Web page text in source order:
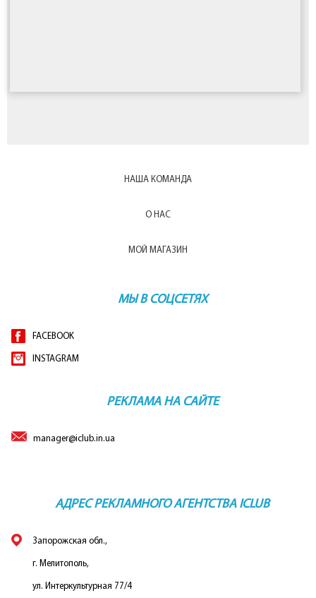
НАША КОМАНДА
О НАС
МОЙ МАГАЗИН
МЫ В СОЦСЕТЯХ
FACEBOOK
INSTAGRAM
РЕКЛАМА НА САЙТЕ
manager@iclub.in.ua
АДРЕС РЕКЛАМНОГО АГЕНТСТВА ICLUB
Запорожская обл.,
г. Мелитополь,
ул. Интеркультурная 77/4